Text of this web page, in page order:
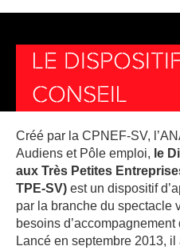
LE
CONSEIL
Créé par la CPNEF-SV,
Audiens et Pôle emploi, le
aux Très Petites
TPE-SV) est un dispositif
par la branche du spectacle
besoins
Lancé en septembre 2013,